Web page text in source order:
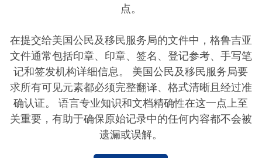
点。
在提交给美国公民及移民服务局的文件中，格鲁吉亚
文件通常包括印章、印章、签名、登记参考、手写笔
记和签发机构详细信息。 美国公民及移民服务局要
求所有可见元素都必须完整翻译、格式清晰且经过准
确认证。 语言专业知识和文档精确性在这一点上至
关重要，有助于确保原始记录中的任何内容都不会被
遗漏或误解。